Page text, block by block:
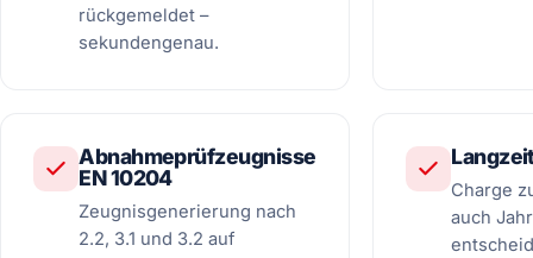
rückgemeldet –
sekundengenau.
Abnahmeprüfzeugnisse
EN 10204
Zeugnisgenerierung nach
2.2, 3.1 und 3.2 auf
Charge
auch